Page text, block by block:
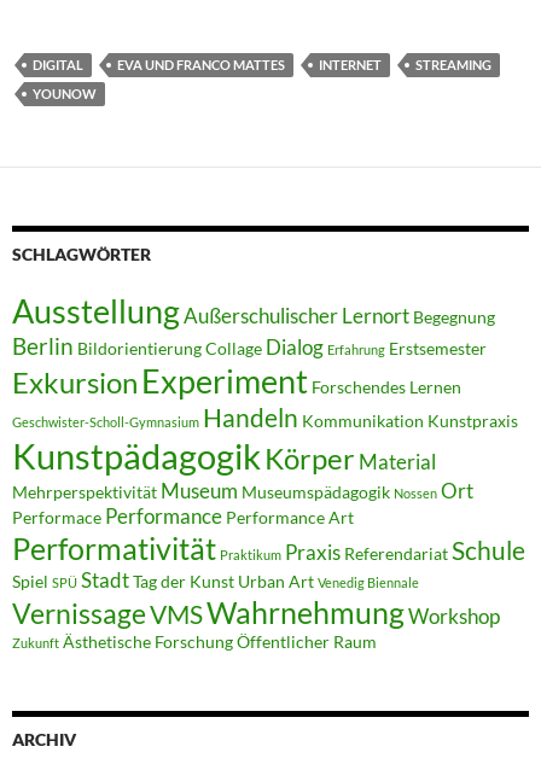
DIGITAL EVA UND FRANCO MATTES INTERNET
STREAMING
YOUNOW
SCHLAGWÖRTER
AusstellungAußerschulischer Lernort Begegnung
Berlin BildorientierungCollage Dialog Erfahrung Erstsemester
Exkursion Experiment Forschendes Lernen
Geschwister-Scholl-Gymnasium Handeln Kommunikation Kunstpraxis
Kunstpädagogik Körper Material
Mehrperspektivität Museum Museumspädagogik Nossen Ort
Performace Performance Performance Art
Performativität Praktikum Praxis ReferendariatSchule
Spiel SPÜ StadtTag der Kunst Urban Art Venedig Biennale
VernissageVMSWahrnehmungWorkshop
Zukunft Ästhetische ForschungÖffentlicher Raum
ARCHIV